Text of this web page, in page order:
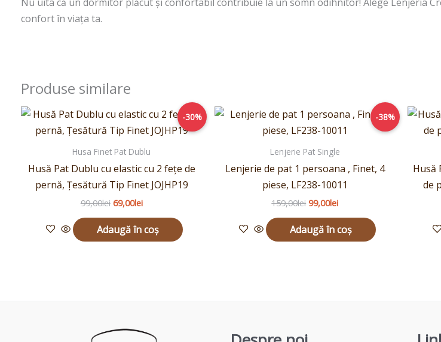
confort în viața ta.
Produse similare
-30%
Husa Finet Pat Dublu
Husă Pat Dublu cu elastic cu 2 fețe de
pernă, Țesătură Tip Finet JOJHP19
99,00lei
Prețul
inițial
a
99,00lei.
69,00lei
Prețul
curent
este:
Adaugă în coș
-38%
Lenjerie Pat Single
Lenjerie de pat 1 persoana , Finet, 4
piese, LF238-10011
159,00lei
Prețul
inițial
a
159,00lei.
99,00lei
Prețul
curent
este:
Adaugă în coș
Husă
de